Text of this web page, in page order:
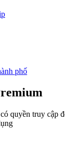
phố
quyền truy cập